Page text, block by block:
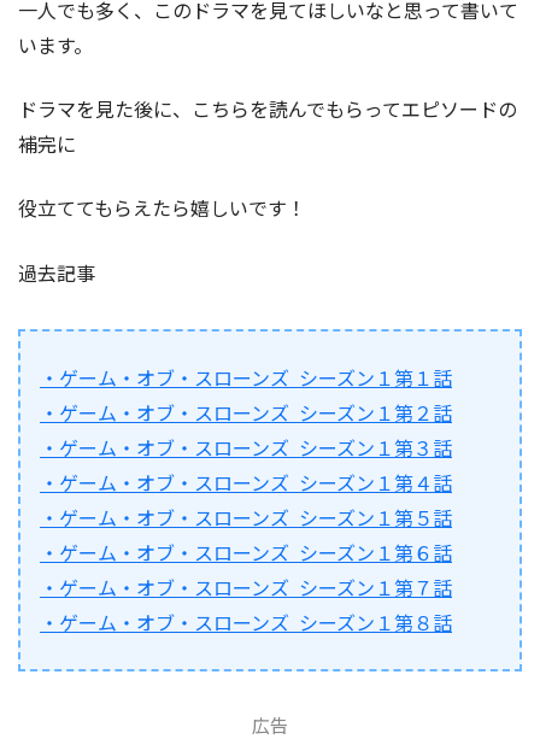
一人でも多く、このドラマを見てほしいなと思って書いて
います。
ドラマを見た後に、こちらを読んでもらってエピソードの
補完に
役立ててもらえたら嬉しいです！
過去記事
・ゲーム・オブ・スローンズ シーズン１第１話
・ゲーム・オブ・スローンズ シーズン１第２話
・ゲーム・オブ・スローンズ シーズン１第３話
・ゲーム・オブ・スローンズ シーズン１第４話
・ゲーム・オブ・スローンズ シーズン１第５話
・ゲーム・オブ・スローンズ シーズン１第６話
・ゲーム・オブ・スローンズ シーズン１第７話
・ゲーム・オブ・スローンズ シーズン１第８話
広告